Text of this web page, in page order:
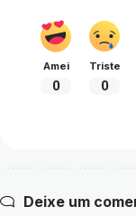
Amei
0
Triste
0
Deixe um